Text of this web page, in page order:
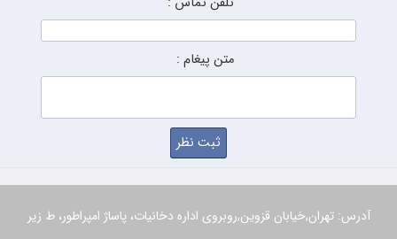
متن پیغام :
آدرس: تهران,خیابان قزوین,روبروی اداره دخانیات، پاساژ امپراطور، ط زیر